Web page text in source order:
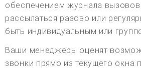
обеспечением журнала
рассылаться разово или
быть индивидуальным или
Ваши менеджеры оценят
звонки прямо из текущего окна